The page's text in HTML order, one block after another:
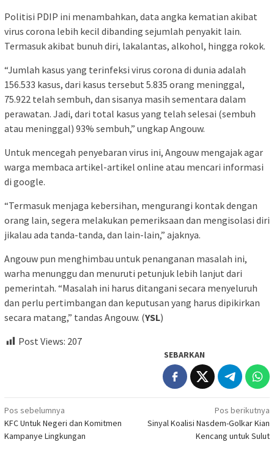
Politisi PDIP ini menambahkan, data angka kematian akibat
virus corona lebih kecil dibanding sejumlah penyakit lain.
Termasuk akibat bunuh diri, lakalantas, alkohol, hingga rokok.
“Jumlah kasus yang terinfeksi virus corona di dunia adalah
156.533 kasus, dari kasus tersebut 5.835 orang meninggal,
75.922 telah sembuh, dan sisanya masih sementara dalam
perawatan. Jadi, dari total kasus yang telah selesai (sembuh
atau meninggal) 93% sembuh,” ungkap Angouw.
Untuk mencegah penyebaran virus ini, Angouw mengajak agar
warga membaca artikel-artikel online atau mencari informasi
di google.
“Termasuk menjaga kebersihan, mengurangi kontak dengan
orang lain, segera melakukan pemeriksaan dan mengisolasi diri
jikalau ada tanda-tanda, dan lain-lain,” ajaknya.
Angouw pun menghimbau untuk penanganan masalah ini,
warha menunggu dan menuruti petunjuk lebih lanjut dari
pemerintah. “Masalah ini harus ditangani secara menyeluruh
dan perlu pertimbangan dan keputusan yang harus dipikirkan
secara matang,” tandas Angouw. (YSL)
Post Views: 207
SEBARKAN
Navigasi
pos
Pos sebelumnya
KFC Untuk Negeri dan Komitmen
Kampanye Lingkungan
Pos berikutnya
Sinyal Koalisi Nasdem-Golkar Kian
Kencang untuk Sulut